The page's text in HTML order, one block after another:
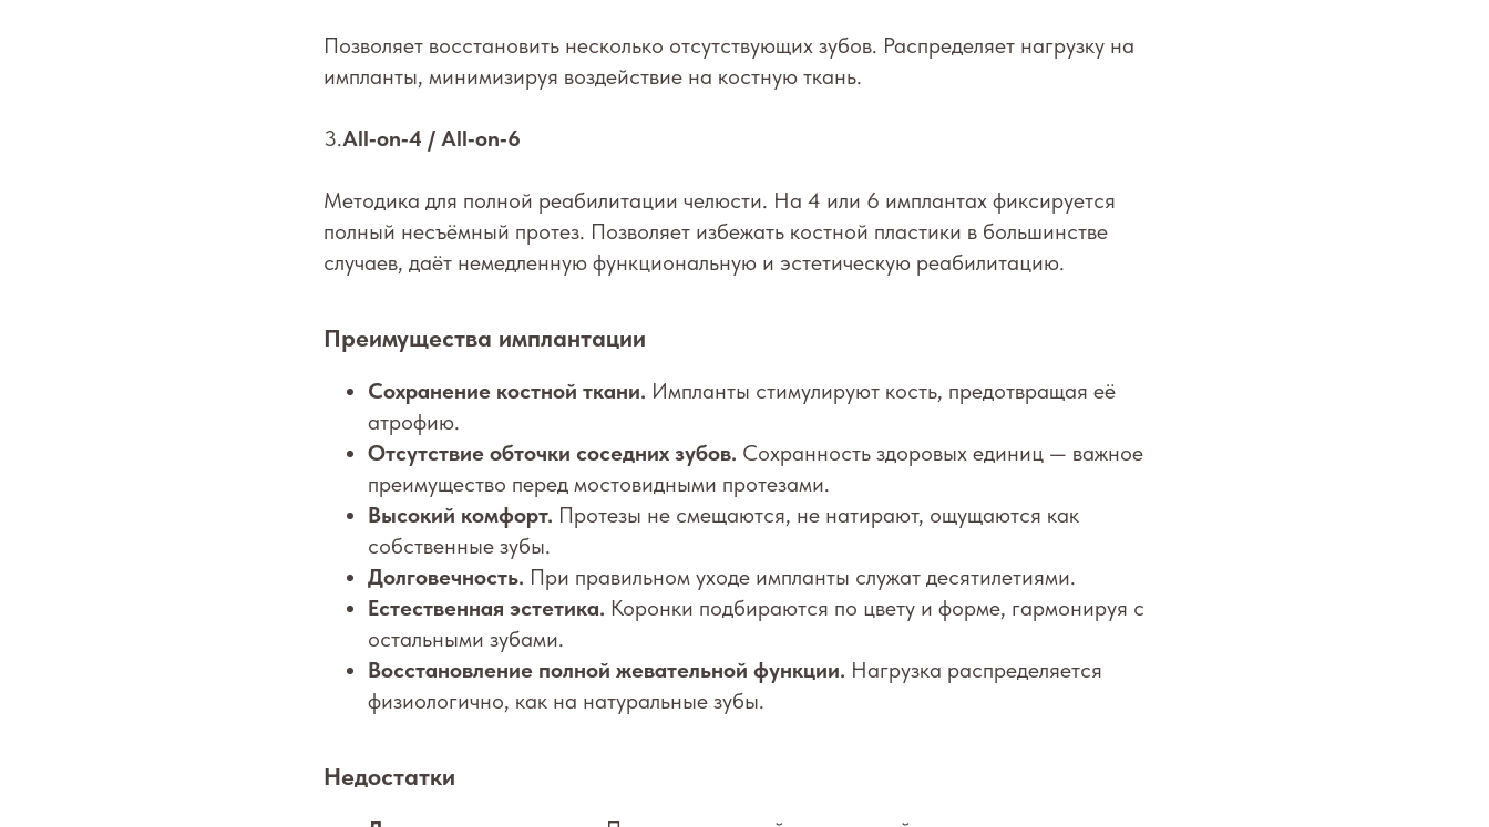
Позволяет восстановить несколько отсутствующих зубов. Распределяет нагрузку на
импланты, минимизируя воздействие на костную ткань.
3.All‑on‑4 / All‑on‑6
Методика для полной реабилитации челюсти. На 4 или 6 имплантах фиксируется
полный несъёмный протез. Позволяет избежать костной пластики в большинстве
случаев, даёт немедленную функциональную и эстетическую реабилитацию.
Преимущества имплантации
Сохранение костной ткани. Импланты стимулируют кость, предотвращая её
атрофию.
Отсутствие обточки соседних зубов. Сохранность здоровых единиц — важное
преимущество перед мостовидными протезами.
Высокий комфорт. Протезы не смещаются, не натирают, ощущаются как
собственные зубы.
Долговечность. При правильном уходе импланты служат десятилетиями.
Естественная эстетика. Коронки подбираются по цвету и форме, гармонируя с
остальными зубами.
Восстановление полной жевательной функции. Нагрузка распределяется
физиологично, как на натуральные зубы.
Недостатки